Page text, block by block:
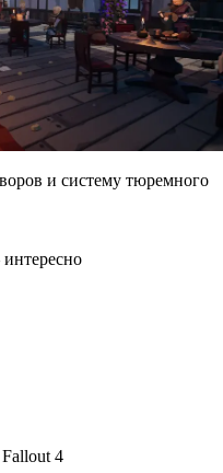
и систему тюремного
4